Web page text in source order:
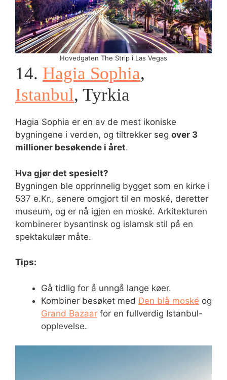
Hovedgaten The Strip i Las Vegas
14. Hagia Sophia,
Istanbul, Tyrkia
Hagia Sophia er en av de mest ikoniske
bygningene i verden, og tiltrekker seg over 3
millioner besøkende i året.
Hva gjør det spesielt?
Bygningen ble opprinnelig bygget som en kirke i
537 e.Kr., senere omgjort til en moské, deretter
museum, og er nå igjen en moské. Arkitekturen
kombinerer bysantinsk og islamsk stil på en
spektakulær måte.
Tips:
Gå tidlig for å unngå lange køer.
Kombiner besøket med Den blå moské og
Grand Bazaar for en fullverdig Istanbul-
opplevelse.